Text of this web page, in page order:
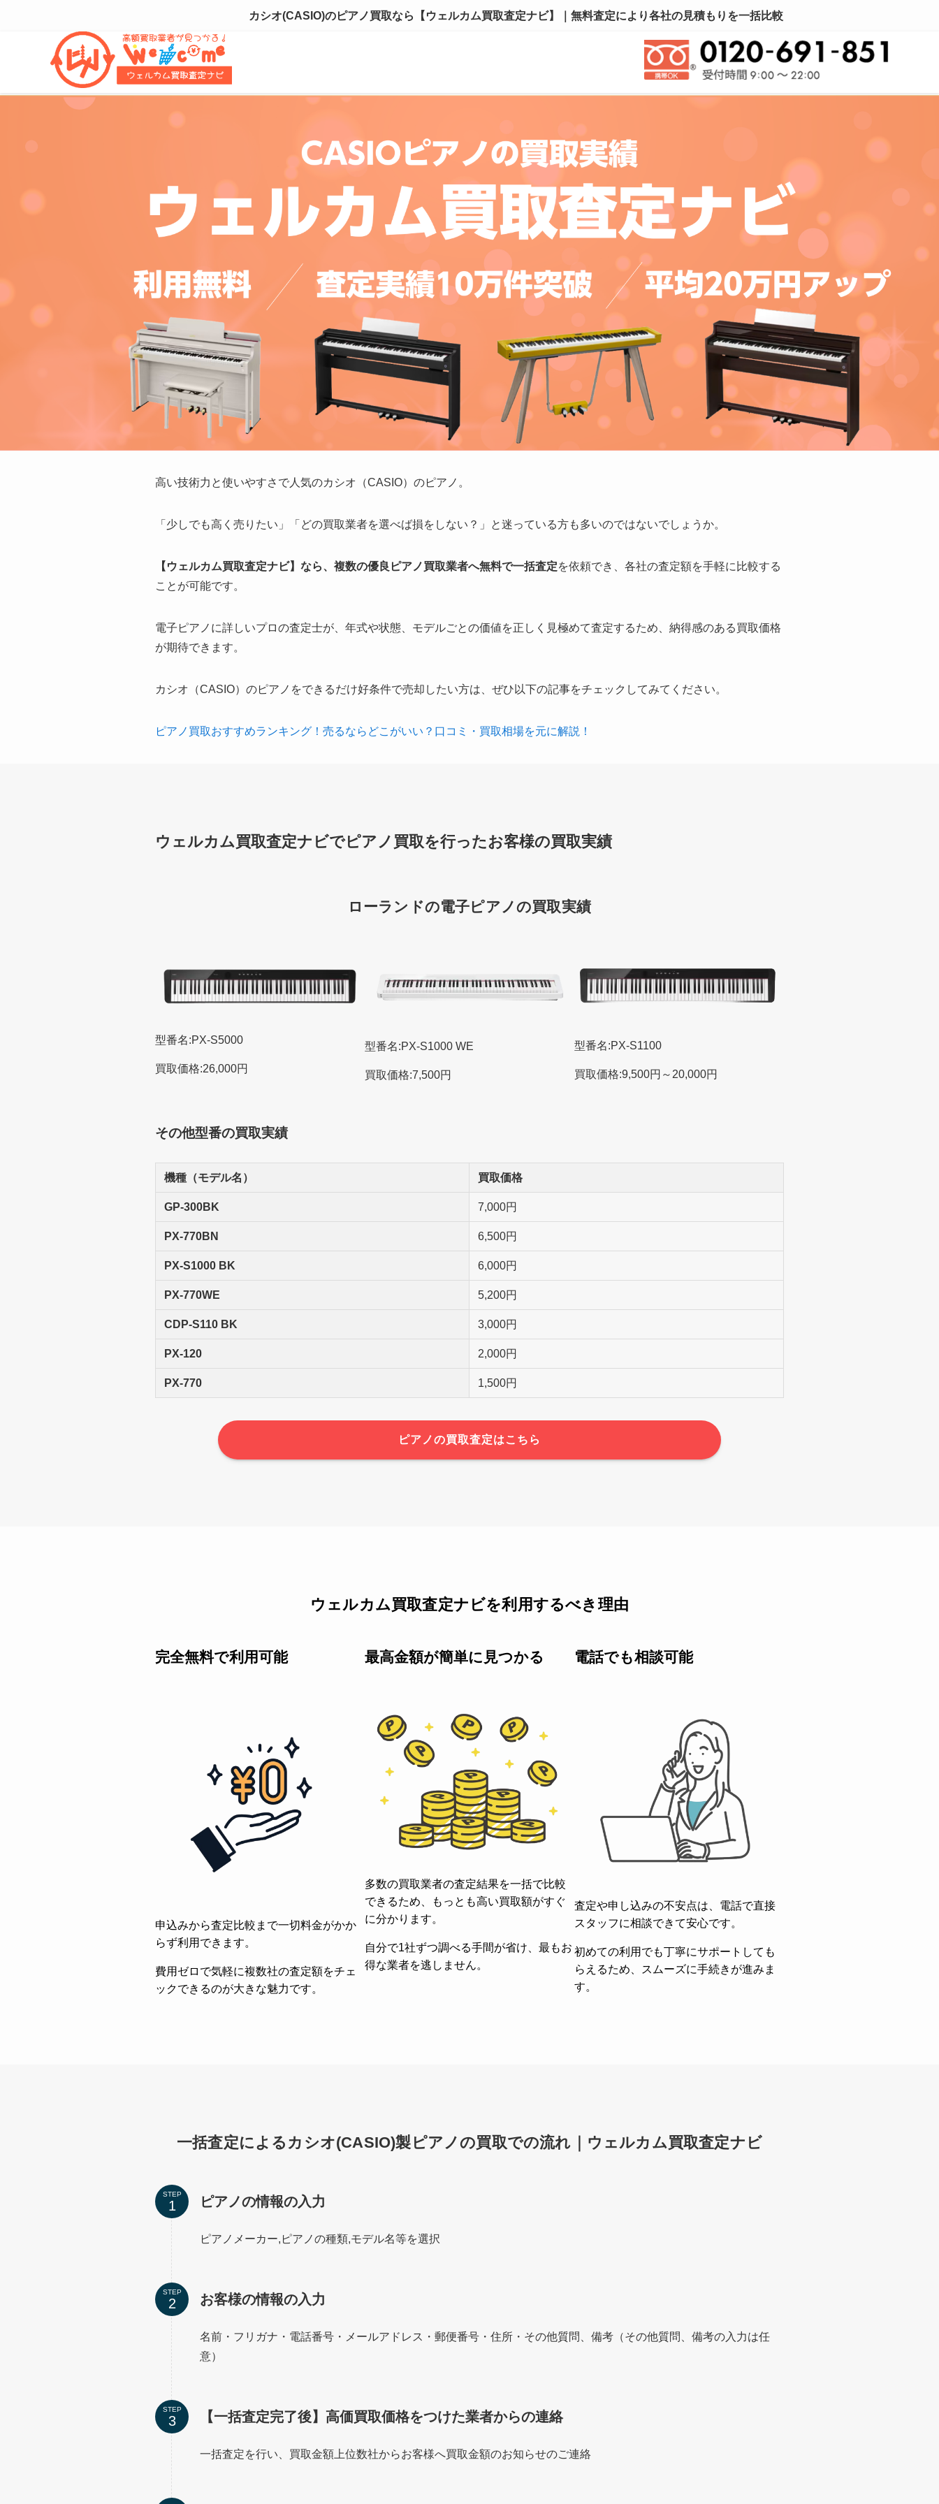
カシオ(CASIO)のピアノ買取なら【ウェルカム買取査定ナビ】｜無料査定により各社の見積もりを一括比較
高い技術力と使いやすさで人気のカシオ（CASIO）のピアノ。
「少しでも高く売りたい」「どの買取業者を選べば損をしない？」と迷っている方も多いのではないでしょうか。
【ウェルカム買取査定ナビ】なら、複数の優良ピアノ買取業者へ無料で一括査定を依頼でき、各社の査定額を手軽に比較する
ことが可能です。
電子ピアノに詳しいプロの査定士が、年式や状態、モデルごとの価値を正しく見極めて査定するため、納得感のある買取価格
が期待できます。
カシオ（CASIO）のピアノをできるだけ好条件で売却したい方は、ぜひ以下の記事をチェックしてみてください。
ピアノ買取おすすめランキング！売るならどこがいい？口コミ・買取相場を元に解説！
ウェルカム買取査定ナビでピアノ買取を行ったお客様の買取実績
ローランドの電子ピアノの買取実績
型番名:PX-S5000
買取価格:26,000円
型番名:PX-S1000 WE
買取価格:7,500円
型番名:PX-S1100
買取価格:9,500円～20,000円
その他型番の買取実績
機種（モデル名） 買取価格
GP-300BK 7,000円
PX-770BN 6,500円
PX-S1000 BK 6,000円
PX-770WE 5,200円
CDP-S110 BK 3,000円
PX-120 2,000円
PX-770 1,500円
ピアノの買取査定はこちら
ウェルカム買取査定ナビを利用するべき理由
完全無料で利用可能
申込みから査定比較まで一切料金がかか
らず利用できます。
費用ゼロで気軽に複数社の査定額をチェ
ックできるのが大きな魅力です。
最高金額が簡単に見つかる
多数の買取業者の査定結果を一括で比較
できるため、もっとも高い買取額がすぐ
に分かります。
自分で1社ずつ調べる手間が省け、最もお
得な業者を逃しません。
電話でも相談可能
査定や申し込みの不安点は、電話で直接
スタッフに相談できて安心です。
初めての利用でも丁寧にサポートしても
らえるため、スムーズに手続きが進みま
す。
一括査定によるカシオ(CASIO)製ピアノの買取での流れ｜ウェルカム買取査定ナビ
STEP ピアノの情報の入力
ピアノメーカー,ピアノの種類,モデル名等を選択
STEP お客様の情報の入力
名前・フリガナ・電話番号・メールアドレス・郵便番号・住所・その他質問、備考（その他質問、備考の入力は任
意）
STEP 【一括査定完了後】高価買取価格をつけた業者からの連絡
一括査定を行い、買取金額上位数社からお客様へ買取金額のお知らせのご連絡